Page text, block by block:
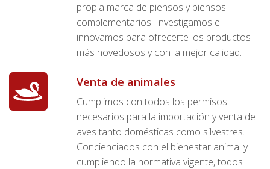
propia marca de piensos y piensos
complementarios. Investigamos e
innovamos para ofrecerte los productos
más novedosos y con la mejor calidad.
Venta de animales
Cumplimos con todos los permisos
necesarios para la importación y venta de
aves tanto domésticas como silvestres.
Concienciados con el bienestar animal y
cumpliendo la normativa vigente, todos